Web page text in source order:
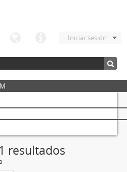
Iniciar sesión
resultados